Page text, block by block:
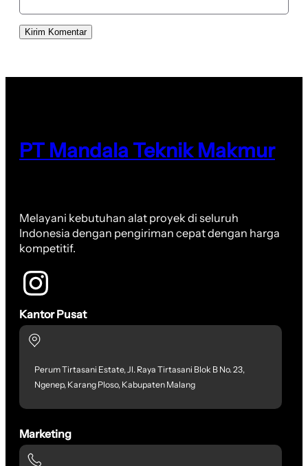
PT Mandala Teknik Makmur
Melayani kebutuhan alat proyek di seluruh
Indonesia dengan pengiriman cepat dengan harga
kompetitif.
Kantor Pusat
Perum Tirtasani Estate, Jl. Raya Tirtasani Blok B No. 23,
Ngenep, Karang Ploso, Kabupaten Malang
Marketing